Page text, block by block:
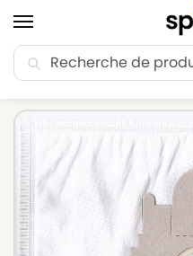
🚚 Livraison Point